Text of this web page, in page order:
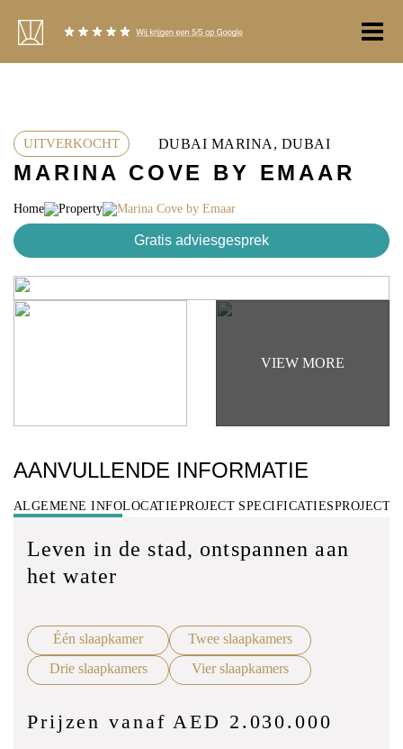
naar
UITVERKOCHT DUBAI MARINA, DUBAI
MARINA COVE BY EMAAR
Home Property Marina Cove by Emaar
Gratis adviesgesprek
AANVULLENDE INFORMATIE
ALGEMENE INFOLOCATIEPROJECT SPECIFICATIESPROJECT
Leven in de stad, ontspannen aan
het water
Één slaapkamer
Twee slaapkamers
Drie slaapkamers
Vier slaapkamers
Prijzen vanaf AED 2.030.000